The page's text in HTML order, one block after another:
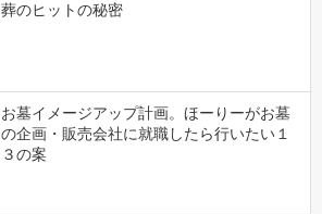
葬のヒットの秘密
お墓イメージアップ計画。ほーりーがお墓
の企画・販売会社に就職したら行いたい１
３の案